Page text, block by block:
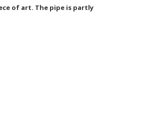
of art. The pipe is partly